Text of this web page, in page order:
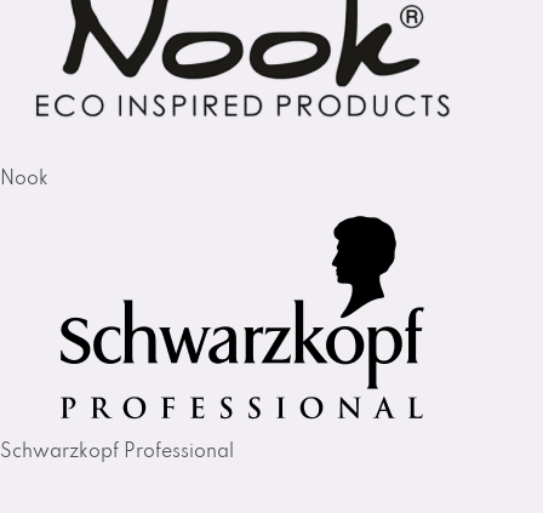
Nook
Schwarzkopf Professional